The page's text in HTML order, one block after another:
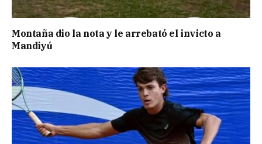
Montaña dio la nota y le arrebató el invicto a
Mandiyú